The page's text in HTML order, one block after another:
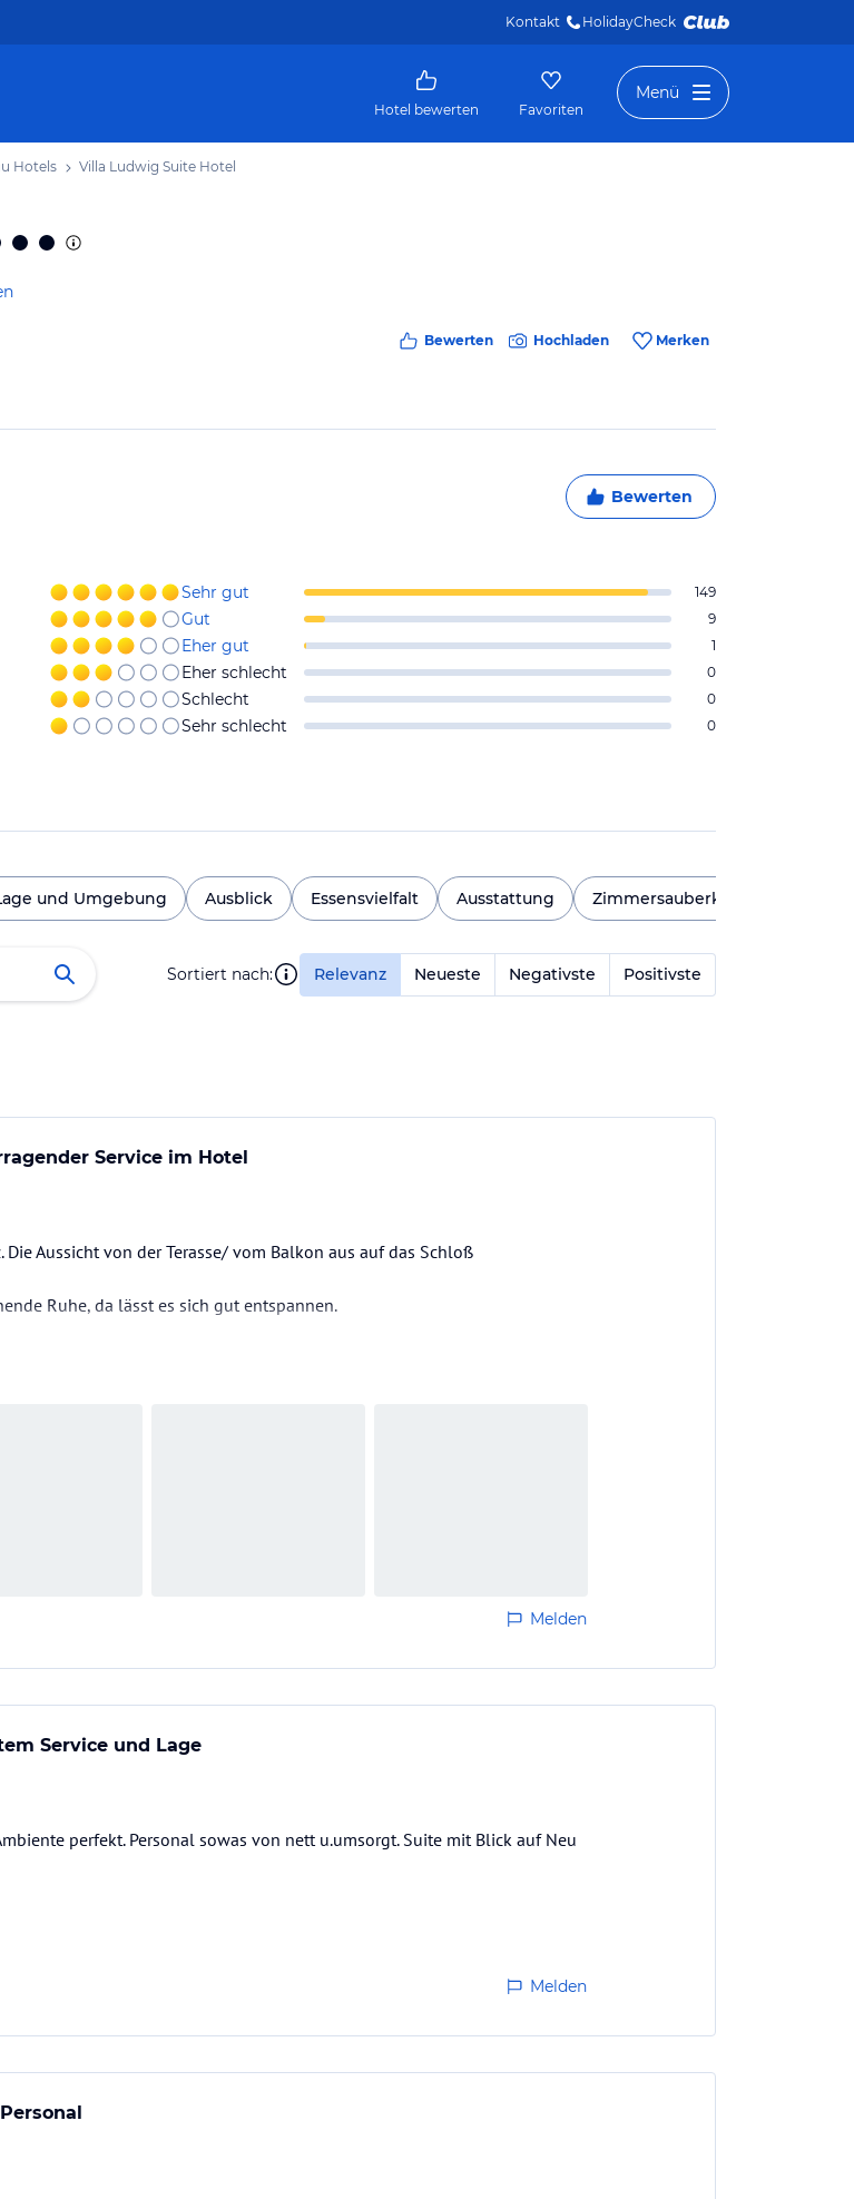
Kontakt HolidayCheck
Hotel bewerten Favoriten
Menü
Hotels Villa Ludwig Suite Hotel
Bewerten Hochladen Merken
Bewerten
Sehr gut 149
Gut 9
Eher gut 1
Eher schlecht 0
Schlecht 0
Sehr schlecht 0
und Umgebung Ausblick Essensvielfalt Ausstattung Zimmersauberkeit
Sortiert nach: Relevanz Neueste Negativste Positivste
Service im Hotel
Aussicht von der Terasse/ vom Balkon aus auf das Schloß
Ruhe, da lässt es sich gut entspannen.
Melden
Service und Lage
perfekt. Personal sowas von nett u.umsorgt. Suite mit Blick auf Neu
Melden